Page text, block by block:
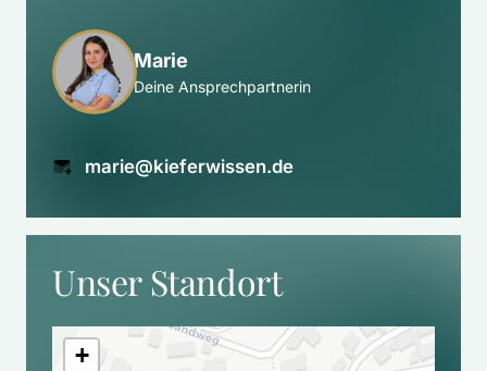
Marie
Deine Ansprechpartnerin
marie@kieferwissen.de
Unser Standort
+